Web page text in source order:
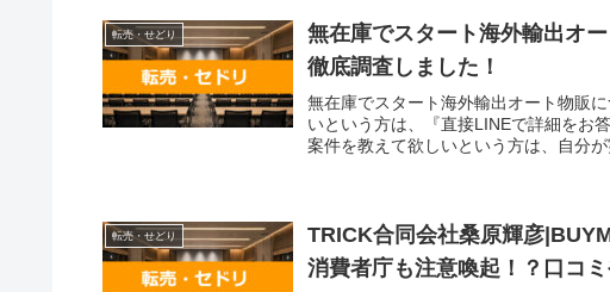
転売・せどり
無在庫でスタート海外輸出オ
徹底調査しました！
無在庫でスタート海外輸出オート物販
いという方は、『直接LINEで詳細をお
案件を教えて欲しいという方は、自分
転売・せどり
TRICK合同会社桑原輝彦
消費者庁も注意喚起！？口コ